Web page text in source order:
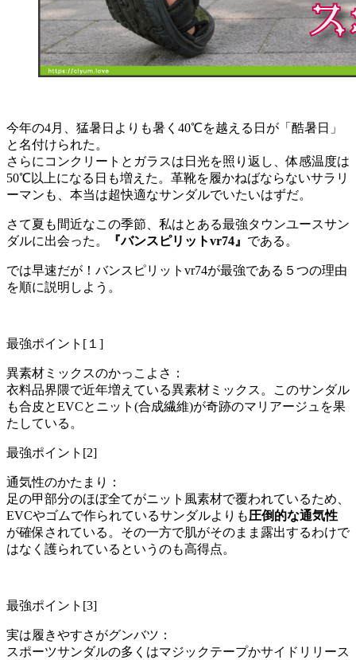
今年の4月、猛暑日よりも暑く40℃を越える日が「酷暑日」
と名付けられた。
さらにコンクリートとガラスは日光を照り返し、体感温度は
50℃以上になる日も増えた。革靴を履かねばならないサラリ
ーマンも、本当は超快適なサンダルでいたいはずだ。
さて夏も間近なこの季節、私はとある最強タウンユースサン
ダルに出会った。
『バンスピリットvr74』 である。
では早速だが！ バンスピリットvr74が最強である５つの理由
を順に説明しよう。
最強ポイント[１]
異素材ミックスのかっこよさ：
衣料品界隈で近年増えている異素材ミックス。このサンダル
も合皮とEVCとニット(合成繊維)が奇跡のマリアージュを果
たしている。
最強ポイント[2]
通気性のかたまり：
足の甲部分のほぼ全てがニット風素材で覆われているため、
EVCやゴムで作られているサンダルよりも圧倒的な通気性
が確保されている。その一方で肌がそのまま露出するわけで
はなく護られているというのも高得点。
最強ポイント[3]
実は履きやすさがグンバツ：
スポーツサンダルの多くはマジックテープかサイドリリース